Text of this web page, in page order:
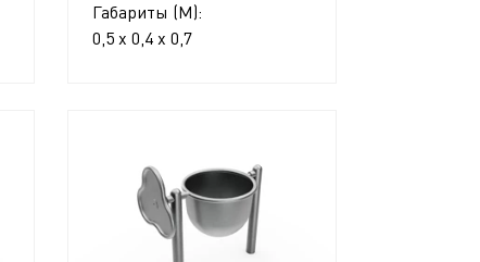
Габариты (М):
0,5 x 0,4 x 0,7